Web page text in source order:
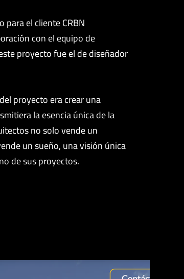
para el cliente CRBN
con el equipo de
proyecto fue el de diseñador
proyecto era crear una
la esencia única de la
no solo vende un
un sueño, una visión única
de sus proyectos.